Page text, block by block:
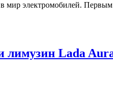
электромобилей.
лимузин Lada